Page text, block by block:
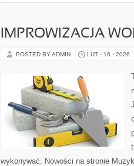
IMPROWIZACJA
POSTED BY ADMIN LUT - 16 - 2026
wykonywać. Nowości na stronie